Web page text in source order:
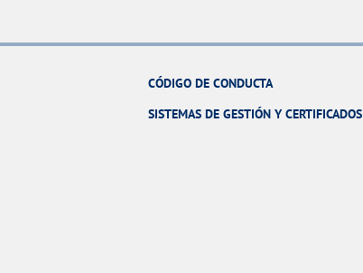
CÓDIGO DE CONDUCTA
SISTEMAS DE GESTIÓN Y CERTIFICADOS